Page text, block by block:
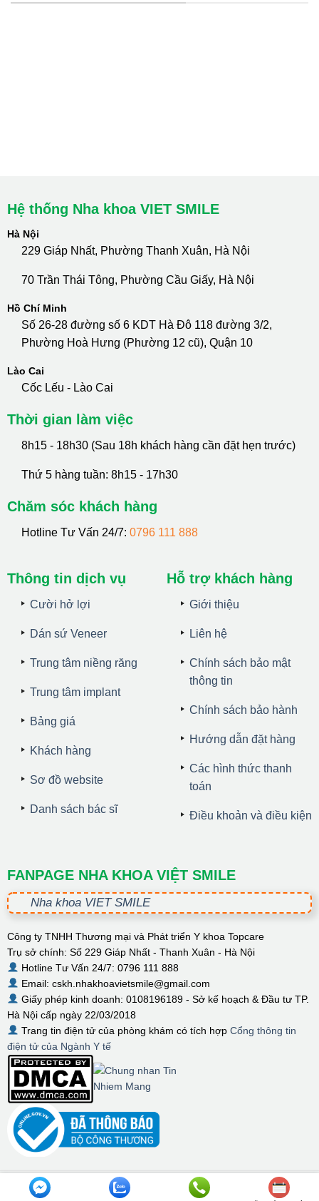
Hệ thống Nha khoa VIET SMILE
Hà Nội
229 Giáp Nhất, Phường Thanh Xuân, Hà Nội
70 Trần Thái Tông, Phường Cầu Giấy, Hà Nội
Hồ Chí Minh
Số 26-28 đường số 6 KDT Hà Đô 118 đường 3/2,
Phường Hoà Hưng (Phường 12 cũ), Quận 10
Lào Cai
Cốc Lếu - Lào Cai
Thời gian làm việc
8h15 - 18h30 (Sau 18h khách hàng cần đặt hẹn trước)
Thứ 5 hàng tuần: 8h15 - 17h30
Chăm sóc khách hàng
Hotline Tư Vấn 24/7: 0796 111 888
Thông tin dịch vụ
Cười hở lợi
Dán sứ Veneer
Trung tâm niềng răng
Trung tâm implant
Bảng giá
Khách hàng
Sơ đồ website
Danh sách bác sĩ
Hỗ trợ khách hàng
Giới thiệu
Liên hệ
Chính sách bảo mật
thông tin
Chính sách bảo hành
Hướng dẫn đặt hàng
Các hình thức thanh
toán
Điều khoản và điều kiện
FANPAGE NHA KHOA VIỆT SMILE
Nha khoa VIET SMILE
Công ty TNHH Thương mại và Phát triển Y khoa Topcare
Trụ sở chính: Số 229 Giáp Nhất - Thanh Xuân - Hà Nội
Hotline Tư Vấn 24/7: 0796 111 888
Email: cskh.nhakhoavietsmile@gmail.com
Giấy phép kinh doanh: 0108196189 - Sở kế hoạch & Đầu tư TP.
Hà Nội cấp ngày 22/03/2018
Trang tin điện tử của phòng khám có tích hợp Cổng thông tin
điện tử của Ngành Y tế
© Bản quyền thuộc về VIET SMILE